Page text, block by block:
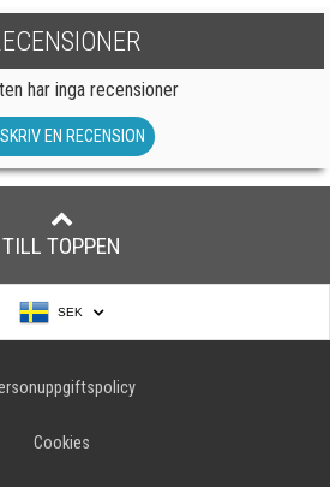
har inga recensioner
EN RECENSION
TILL TOPPEN
SEK
Cookies